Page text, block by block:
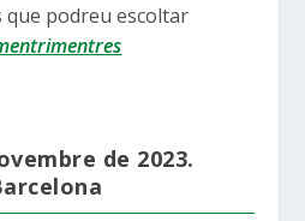
podreu escoltar
de 2023.